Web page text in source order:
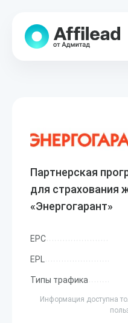
Партнерская
для страхования
«Энергогарант»
EPC
EPL
Типы трафика
Информация доступна